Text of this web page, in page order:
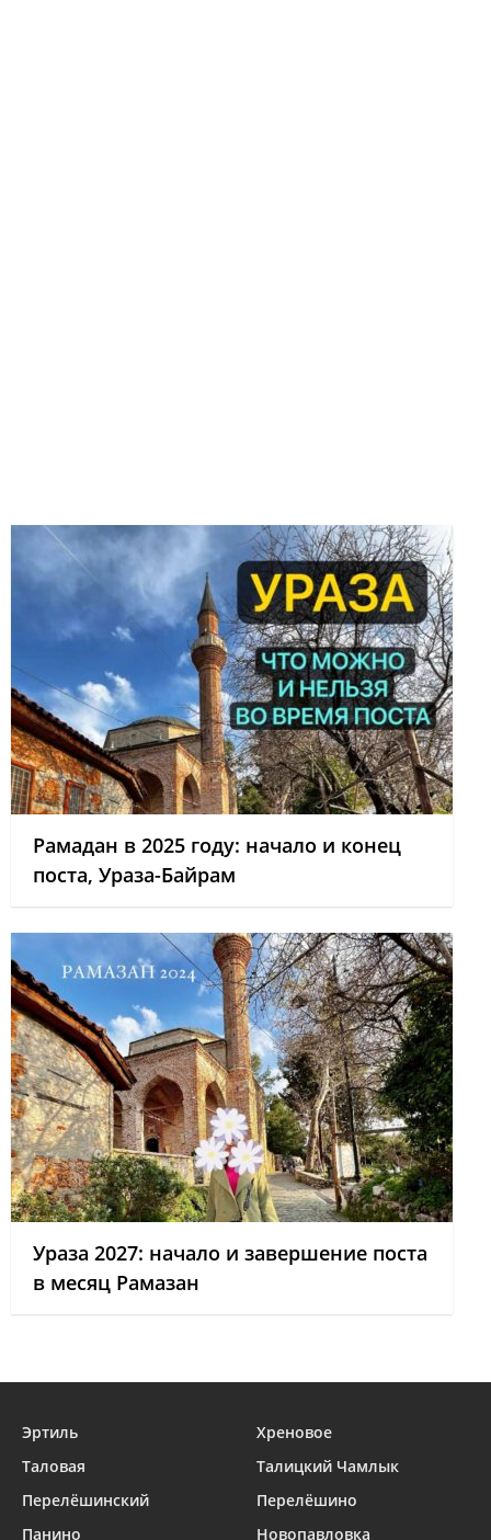
Рамадан в 2025 году: начало и конец
поста, Ураза-Байрам
Ураза 2027: начало и завершение поста
в месяц Рамазан
Эртиль
Хреновое
Таловая
Талицкий Чамлык
Перелёшинский
Перелёшино
Панино
Новопавловка